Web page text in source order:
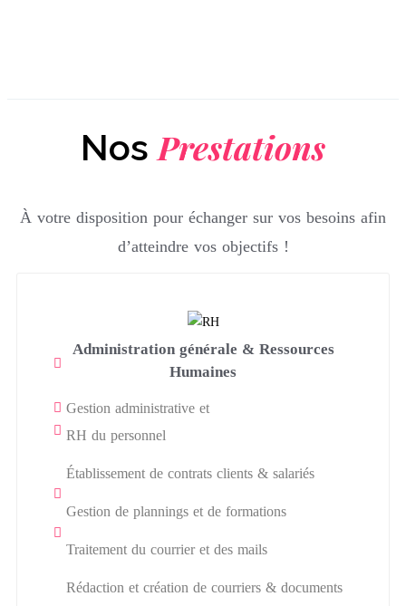
Nos Prestations
À votre disposition pour échanger sur vos besoins afin
d’atteindre vos objectifs !
Administration générale & Ressources
Humaines
Gestion administrative et
RH du personnel
Établissement de contrats clients & salariés
Gestion de plannings et de formations
Traitement du courrier et des mails
Rédaction et création de courriers & documents